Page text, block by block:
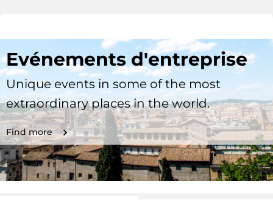
Evénements d'entreprise
Unique events in some of the most
extraordinary places in the world.
Find more